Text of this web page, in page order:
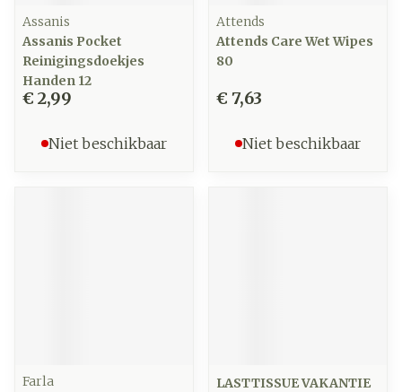
Assanis
Assanis Pocket
Reinigingsdoekjes
Handen 12
€ 2,99
Niet beschikbaar
Attends
Attends Care Wet Wipes
80
€ 7,63
Niet beschikbaar
Farla
LASTTISSUE VAKANTIE